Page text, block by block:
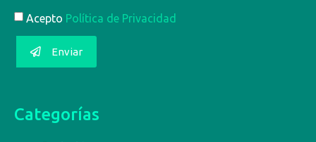
Acepto Política de Privacidad
Enviar
Categorías